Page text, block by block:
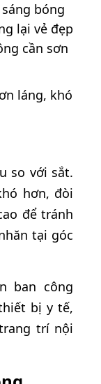
bóng
lại vẻ đẹp
cần sơn
láng, khó
so với sắt.
hơn, đòi
để tránh
tại góc
ban công
bị y tế,
trí nội